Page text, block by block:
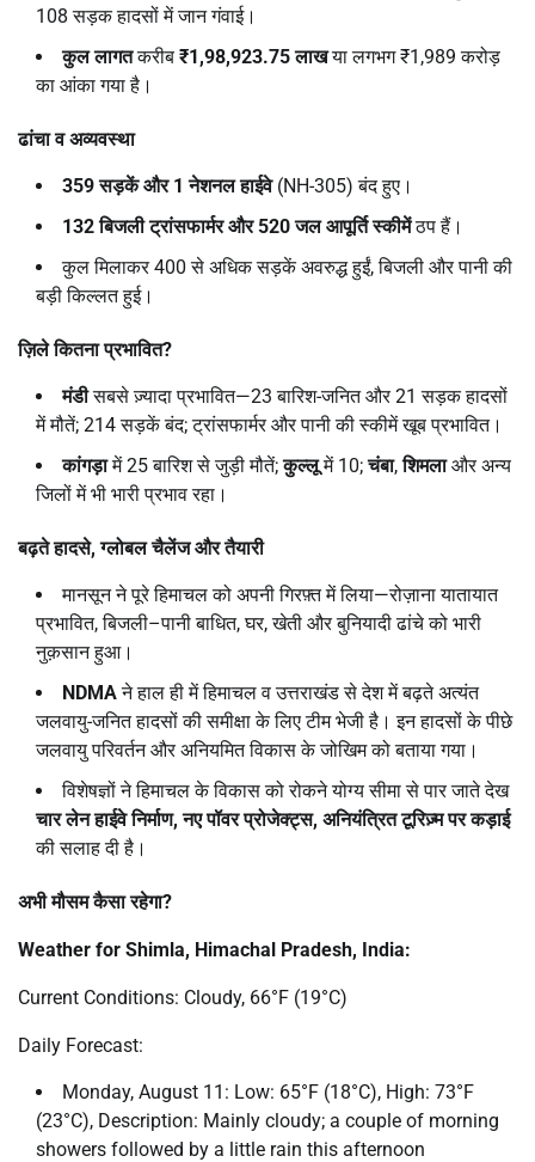
108 सड़क हादसों में जान गंवाई।
कुल लागतकरीब ₹1,98,923.75लाखया लगभग ₹1,989 करोड़
का आंका गया है।
ढांचा व अव्यवस्था
359सड़कें और 1नेशनल हाईवे(NH-305) बंद हुए।
132बिजली ट्रांसफार्मर और 520जल आपूर्ति स्कीमेंठप हैं।
कुल मिलाकर 400 से अधिक सड़कें अवरुद्ध हुईं, बिजली और पानी की
बड़ी किल्लत हुई।
ज़िले कितना प्रभावित?
मंडीसबसे ज़्यादा प्रभावित—23 बारिश-जनित और 21 सड़क हादसों
में मौतें; 214 सड़कें बंद; ट्रांसफार्मर और पानी की स्कीमें खूब प्रभावित।
कांगड़ामें 25 बारिश से जुड़ी मौतें;कुल्लूमें 10;चंबा,शिमलाऔर अन्य
जिलों में भी भारी प्रभाव रहा।
बढ़ते हादसे,ग्लोबल चैलेंज और तैयारी
मानसून ने पूरे हिमाचल को अपनी गिरफ़्त में लिया—रोज़ाना यातायात
प्रभावित, बिजली–पानी बाधित, घर, खेती और बुनियादी ढांचे को भारी
नुक़सान हुआ।
NDMAने हाल ही में हिमाचल व उत्तराखंड से देश में बढ़ते अत्यंत
जलवायु-जनित हादसों की समीक्षा के लिए टीम भेजी है। इन हादसों के पीछे
जलवायु परिवर्तन और अनियमित विकास के जोखिम को बताया गया।
विशेषज्ञों ने हिमाचल के विकास को रोकने योग्य सीमा से पार जाते देख
चार लेन हाईवे निर्माण,नए पॉवर प्रोजेक्ट्स, अनियंत्रित टूरिज़्म पर कड़ाई
की सलाह दी है।
अभी मौसम कैसा रहेगा?
Weather for Shimla, Himachal Pradesh, India:
Current Conditions: Cloudy, 66°F (19°C)
Daily Forecast:
Monday, August 11: Low: 65°F (18°C), High: 73°F
(23°C), Description: Mainly cloudy; a couple of morning
showers followed by a little rain this afternoon